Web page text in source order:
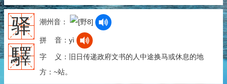
驿
驛
潮州音：
拼 音：yì
字 义：旧日传递政府文书的人中途换马或休息的地
方：~站。